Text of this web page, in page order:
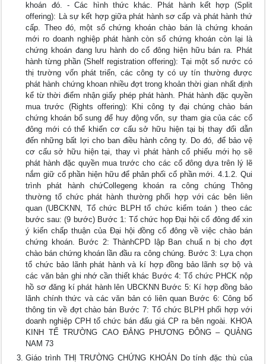
khoán đó. - Các hình thức khác. Phát hành kết hợp (Split
offering): Là sự kết hợp giữa phát hành sơ cấp và phát hành thứ
cấp. Theo đó, một số chứng khoán chào bán là chứng khoán
mới ro doanh nghiệp phát hành còn số chứng khoán còn lại là
chứng khoán đang lưu hành do cổ đông hiện hữu bán ra. Phát
hành từng phần (Shelf registration offering): Tại một số nước có
thị trường vốn phát triển, các công ty có uy tín thường được
phát hành chứng khoan nhiều đợt trong khoản thời gian nhất định
kể từ thời điểm nhận giấy phép phát hành. Phát hành đặc quyền
mua trước (Rights offering): Khi công ty đại chúng chào bán
chứng khoán bổ sung để huy động vốn, sự tham gia của các cổ
đông mới có thể khiến cơ cấu sở hữu hiện tại bị thay đổi dẫn
đến những bất lợi cho ban điều hành công ty. Do đó, để bảo vệ
cơ cấu sở hữu hiện tại, thay vì phát hành cổ phiếu mới họ sẽ
phát hành đặc quyền mua trước cho các cổ đông dựa trên lý lẽ
nắm giữ cổ phần hiện hữu để phân phối cổ phần mới. 4.1.2. Qui
trình phát hành chứCollegeng khoán ra công chúng Thông
thường tổ chức phát hành thường phối hợp với các bên liên
quan (UBCKNN, Tổ chức BLPH tổ chức kiểm toán ) theo các
bước sau: (9 bước) Bước 1: Tổ chức họp Đại hội cổ đông để xin
ý kiến chấp thuận của Đại hội đồng cổ đông về việc chào bán
chứng khoán. Bước 2: ThànhCPD lập Ban chuẩ n bị cho đợt
chào bán chứng khoán lần đầu ra công chúng. Bước 3: Lựa chọn
tổ chức bảo lãnh phát hành và kí hợp đồng bảo lãnh sợ bộ và
các văn bản ghi nhớ cần thiết khác Bước 4: Tổ chức PHCK nộp
hồ sơ đăng kí phát hành lên UBCKNN Bước 5: Kí hợp đồng bảo
lãnh chính thức và các văn bản có liên quan Bước 6: Công bố
thông tin về đợt chào bán Bước 7: Tổ chức BLPH phối hợp với
doanh nghiệp CPH tổ chức bán đấu giá CP ra bên ngoài. KHOA
KINH TẾ TRƯỜNG CAO ĐẲNG PHƯƠNG ĐÔNG – QUẢNG
NAM 73
Giáo trình THỊ TRƯỜNG CHỨNG KHOÁN Do tính đặc thù của